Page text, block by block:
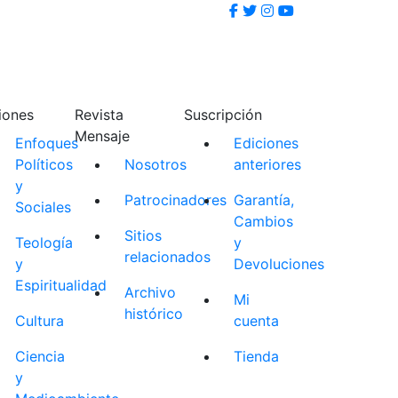
Enfoques
Políticos
y
Sociales
Teología
y
Espiritualidad
Cultura
Ciencia
y
Revista
Mensaje
Nosotros
Patrocinadores
Sitios
relacionados
Archivo
histórico
Suscripción
Ediciones
anteriores
Garantía,
Cambios
y
Devoluciones
Mi
cuenta
Tienda